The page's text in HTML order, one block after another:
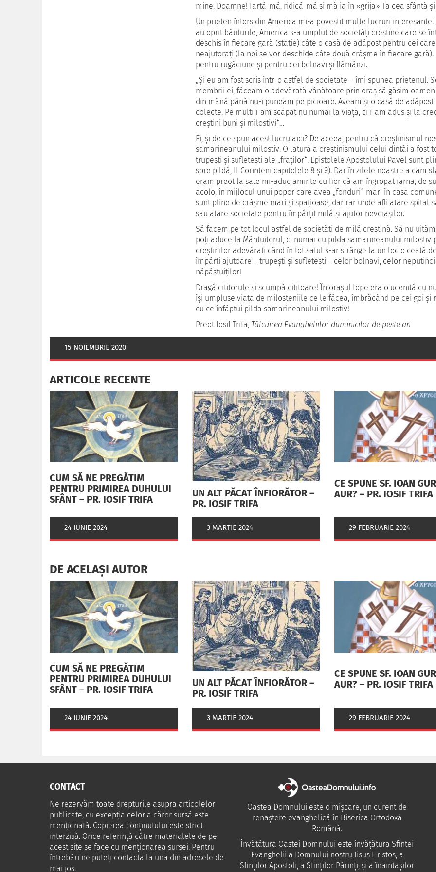
mine, Doamne! Iartă-mă, ridică-mă şi mă ia în «grija» Ta cea sfântă
Un prieten întors din America mi-a povestit multe lucruri
au oprit băuturile, America s-a umplut de societăţi creştine care se
deschis în fiecare gară (staţie) câte o casă de adăpost pentru cei
neajutoraţi (la noi se vor deschide câte două crâşme în fiecare
pentru rugăciune şi pentru cei bolnavi şi flămânzi.
„Şi eu am fost scris într-o astfel de societate – îmi spunea prietenul.
membrii ei, făceam o adevărată vânătoare prin oraş să găsim
din mână până nu-i puneam pe picioare. Aveam şi o casă de
colecte. Pe mulţi i-am scăpat nu numai la viaţă, ci i-am adus şi la
creştini buni şi milostivi“…
Ei, şi de ce spun acest lucru aici? De aceea, pentru că creştinismul
samarineanului milostiv. O latură a creştinismului celui dintâi a fost
trupeşti şi sufleteşti ale „fraţilor“. Epistolele Apostolului Pavel sunt
spre pildă, II Corinteni capitolele 8 şi 9). Dar în zilele noastre a cam
eram preot la sate mi-aduc aminte cu fior că am îngropat iarna, de
acolo, în mijlocul unui popor care avea „fonduri“ mari în casa
sunt pline de crâşme mari şi spaţioase, dar rar unde afli atare spital
sau atare societate pentru împărţit milă şi ajutor nevoiaşilor.
Să facem pe tot locul astfel de societăţi de milă creştină. Să nu
poţi aduce la Mântuitorul, ci numai cu pilda samarineanului milostiv
creştinilor adevăraţi când în tot satul s-ar strânge la un loc o ceată
împărţi ajutoare – trupeşti şi sufleteşti – celor bolnavi, celor
năpăstuiţilor!
Dragă cititorule şi scumpă cititoare! În oraşul Iope era o uceniţă cu
îşi umpluse viaţa de milosteniile ce le făcea, îmbrăcând pe cei goi şi
cu ce înfăptui pilda samarineanului milostiv!
Preot Iosif Trifa, Tâlcuirea Evangheliilor duminicilor de peste an
15 NOIEMBRIE 2020
ARTICOLE RECENTE
CUM SĂ NE PREGĂTIM
PENTRU PRIMIREA DUHULUI
SFÂNT – PR. IOSIF TRIFA
24 IUNIE 2024
UN ALT PĂCAT ÎNFIORĂTOR –
PR. IOSIF TRIFA
3 MARTIE 2024
CE SPUNE SF. IOAN
AUR? – PR. IOSIF TRIFA
29 FEBRUARIE 2024
DE ACELAȘI AUTOR
CUM SĂ NE PREGĂTIM
PENTRU PRIMIREA DUHULUI
SFÂNT – PR. IOSIF TRIFA
24 IUNIE 2024
UN ALT PĂCAT ÎNFIORĂTOR –
PR. IOSIF TRIFA
3 MARTIE 2024
CE SPUNE SF. IOAN
AUR? – PR. IOSIF TRIFA
29 FEBRUARIE 2024
CONTACT
Ne rezervăm toate drepturile asupra articolelor
publicate, cu excepția celor a căror sursă este
menționată. Copierea conținutului este strict
interzisă. Orice referință către materialele de pe
acest site se face cu menționarea sursei. Pentru
întrebări ne puteţi contacta la una din adresele de
mai jos.
Oastea Domnului este o mișcare, un curent de
renaștere evanghelică în Biserica Ortodoxă
Română.
Învăţătura Oastei Domnului este învăţătura Sfintei
Evanghelii a Domnului nostru Iisus Hristos, a
Sfinţilor Apostoli, a Sfinţilor Părinţi, şi a înaintaşilor